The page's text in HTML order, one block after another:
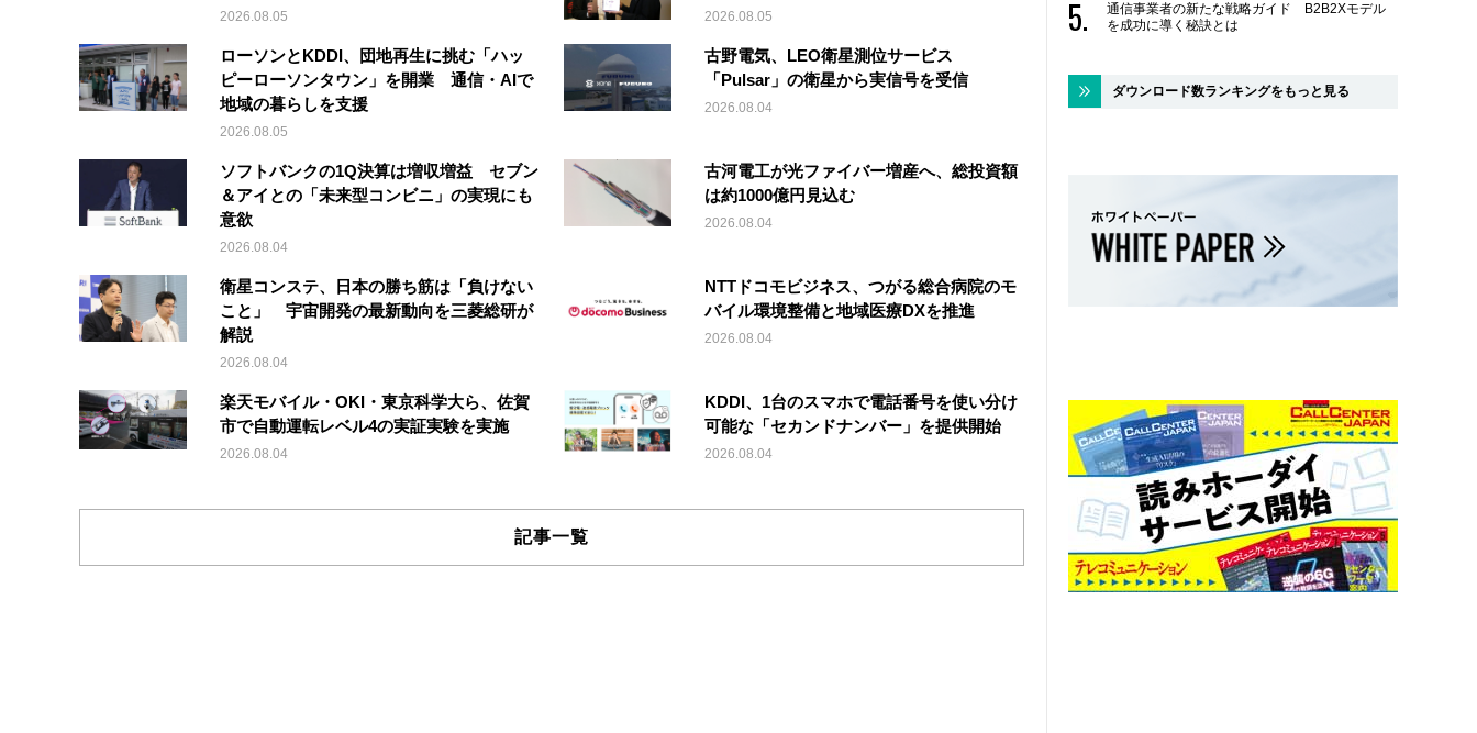
2026.08.05 2026.08.05
ローソンとKDDI、団地再生に挑む「ハッ
ピーローソンタウン」を開業 通信・AIで
地域の暮らしを支援
2026.08.05
古野電気、LEO衛星測位サービス
「Pulsar」の衛星から実信号を受信
2026.08.04
ソフトバンクの1Q決算は増収増益 セブン
＆アイとの「未来型コンビニ」の実現にも
意欲
2026.08.04
古河電工が光ファイバー増産へ、総投資額
は約1000億円見込む
2026.08.04
衛星コンステ、日本の勝ち筋は「負けない
こと」 宇宙開発の最新動向を三菱総研が
解説
2026.08.04
NTTドコモビジネス、つがる総合病院のモ
バイル環境整備と地域医療DXを推進
2026.08.04
楽天モバイル・OKI・東京科学大ら、佐賀
市で自動運転レベル4の実証実験を実施
2026.08.04
KDDI、1台のスマホで電話番号を使い分け
可能な「セカンドナンバー」を提供開始
2026.08.04
記事一覧
通信事業者の新たな戦略ガイド B2B2Xモデル
を成功に導く秘訣とは
ダウンロード数ランキングをもっと見る